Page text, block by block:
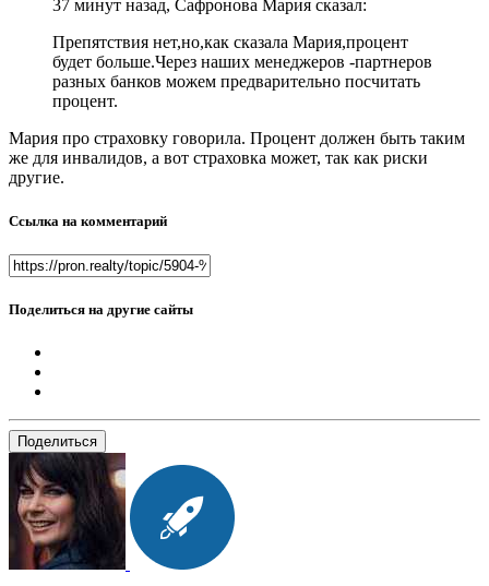
37 минут назад, Сафронова Мария сказал:
Препятствия нет,но,как сказала Мария,процент
будет больше.Через наших менеджеров -партнеров
разных банков можем предварительно посчитать
процент.
Мария про страховку говорила. Процент должен быть таким
же для инвалидов, а вот страховка может, так как риски
другие.
Ссылка на комментарий
Поделиться на другие сайты
Поделиться